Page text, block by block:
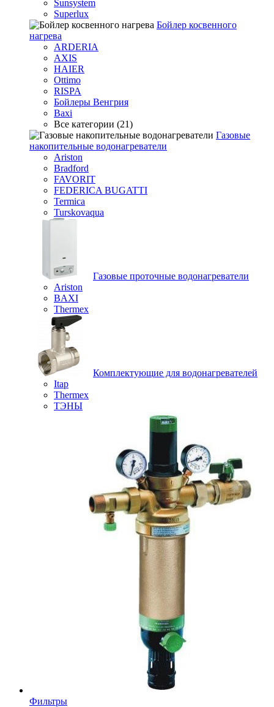
Sunsystem
Superlux
Бойлер косвенного
нагрева
ARDERIA
AXIS
HAIER
Ottimo
RISPA
Бойлеры Венгрия
Baxi
Все категории (21)
Газовые
накопительные водонагреватели
Ariston
Bradford
FAVORIT
FEDERICA BUGATTI
Termica
Turskovaqua
Газовые проточные водонагреватели
Ariston
BAXI
Thermex
Комплектующие для водонагревателей
Itap
Thermex
ТЭНЫ
Фильтры